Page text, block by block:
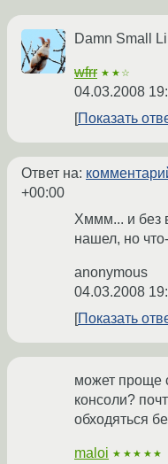
Damn Small
wfrr ★★☆
04.03.2008
Показать
Ответ на:
+00:00
Хммм... и без
нашел, но
anonymous
04.03.2008
Показать
может проще
консоли?
обходяться
maloi ★★★★★